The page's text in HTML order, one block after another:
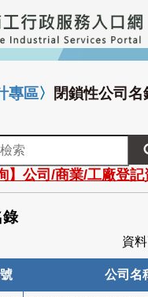
專區〉 閉鎖性公司名
】公司/商業/工廠登
錄
資
公司名